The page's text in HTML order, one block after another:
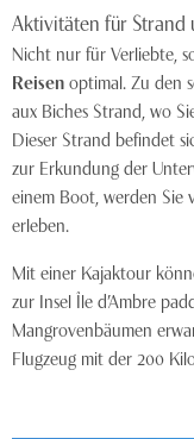
Aktivitäten für Strand
Nicht nur für Verliebte,
Reisenoptimal. Zu den
aux Biches Strand, wo
Dieser Strand befindet
zur Erkundung der
einem Boot, werden Sie
erleben.
Mit einer Kajaktour
zur Insel Île d’Ambre
Mangrovenbäumen
Flugzeug mit der 200